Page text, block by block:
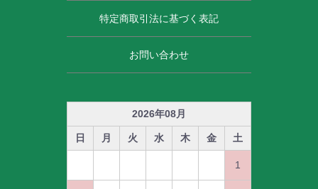
特定商取引法に基づく表記
お問い合わせ
2026年08月
日 月 火 水 木 金 土
1